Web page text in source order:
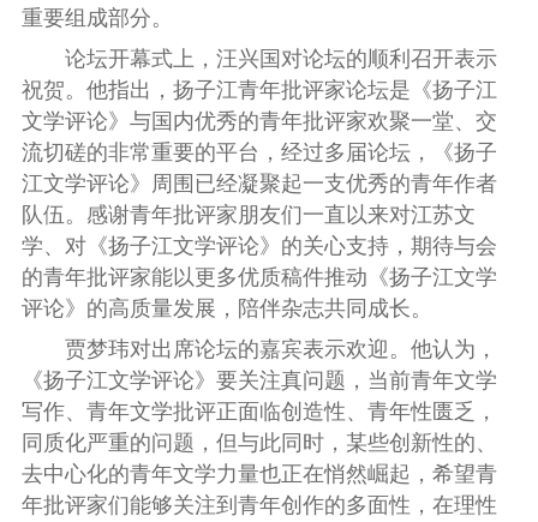
重要组成部分。
论坛开幕式上，汪兴国对论坛的顺利召开表示
祝贺。他指出，扬子江青年批评家论坛是《扬子江
文学评论》与国内优秀的青年批评家欢聚一堂、交
流切磋的非常重要的平台，经过多届论坛，《扬子
江文学评论》周围已经凝聚起一支优秀的青年作者
队伍。感谢青年批评家朋友们一直以来对江苏文
学、对《扬子江文学评论》的关心支持，期待与会
的青年批评家能以更多优质稿件推动《扬子江文学
评论》的高质量发展，陪伴杂志共同成长。
贾梦玮对出席论坛的嘉宾表示欢迎。他认为，
《扬子江文学评论》要关注真问题，当前青年文学
写作、青年文学批评正面临创造性、青年性匮乏，
同质化严重的问题，但与此同时，某些创新性的、
去中心化的青年文学力量也正在悄然崛起，希望青
年批评家们能够关注到青年创作的多面性，在理性